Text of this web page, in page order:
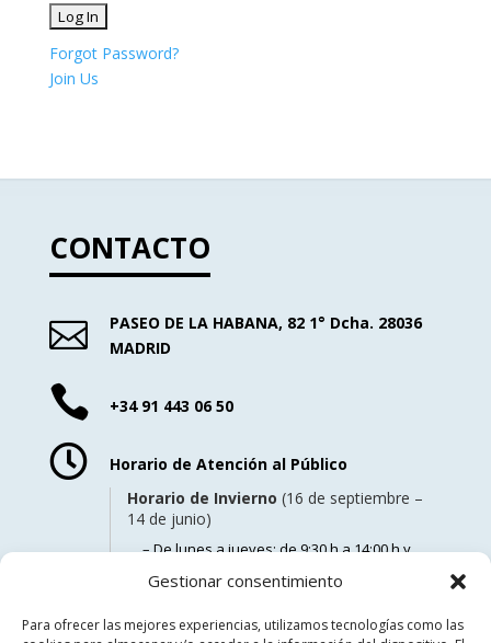
Gestionar consentimiento
Para ofrecer las mejores experiencias, utilizamos tecnologías como las
Forgot Password?
Join Us
CONTACTO



PASEO DE LA HABANA, 82 1° Dcha. 28036
MADRID
+34 91 443 06 50
Horario de Atención al Público
Horario de Invierno(16 de septiembre –
14 de junio)
– De lunes a jueves: de 9:30 h a 14:00 h y
de 15:30 h a 18:00 h.
Horario de Verano(15 de junio – 15 de